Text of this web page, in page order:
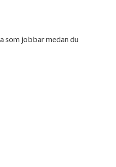
som jobbar medan du